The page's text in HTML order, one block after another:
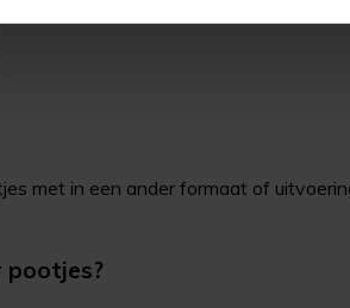
met in een ander formaat of
pootjes?